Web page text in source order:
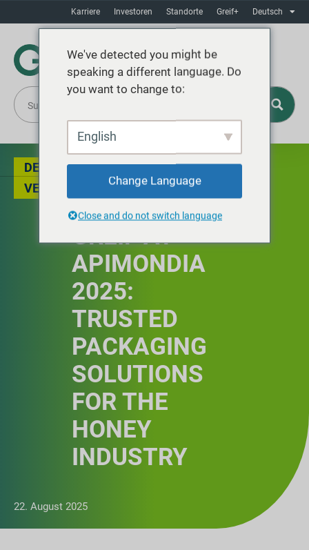
Karriere Investoren Standorte Greif+ Deutsch
DER BLOG,BESONDERE
VERANSTALTUNGEN
GREIF AT
APIMONDIA
2025:
TRUSTED
PACKAGING
SOLUTIONS
FOR THE
HONEY
INDUSTRY
22. August 2025
We've detected you might be
speaking a different language. Do
you want to change to:
English
Change Language
Close and do not switch language